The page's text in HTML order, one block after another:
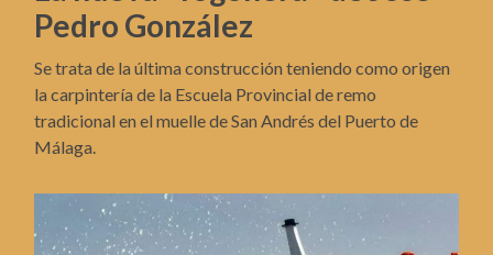
Pedro González
Se trata de la última construcción teniendo como origen
la carpintería de la Escuela Provincial de remo
tradicional en el muelle de San Andrés del Puerto de
Málaga.